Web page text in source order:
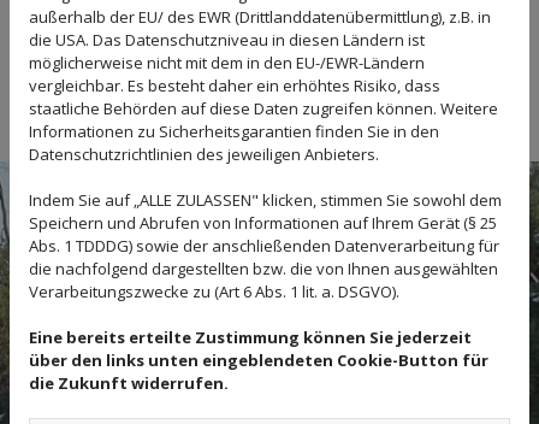
bestmöglich entspricht. Alle Leistungen erhalten Sie
aus einer Hand – wir planen, liefern und bauen. Werten
auch Sie Ihre Immobilie mit einem schönen und
funktionellen Wintergarten auf.
außerhalb der EU/ des EWR (Drittlanddatenübermittlung), z.B. in
die USA. Das Datenschutzniveau in diesen Ländern ist
möglicherweise nicht mit dem in den EU-/EWR-Ländern
vergleichbar. Es besteht daher ein erhöhtes Risiko, dass
staatliche Behörden auf diese Daten zugreifen können. Weitere
Informationen zu Sicherheitsgarantien finden Sie in den
Datenschutzrichtlinien des jeweiligen Anbieters.
Indem Sie auf „ALLE ZULASSEN" klicken, stimmen Sie sowohl dem
Speichern und Abrufen von Informationen auf Ihrem Gerät (§ 25
Abs. 1 TDDDG) sowie der anschließenden Datenverarbeitung für
die nachfolgend dargestellten bzw. die von Ihnen ausgewählten
Verarbeitungszwecke zu (Art 6 Abs. 1 lit. a. DSGVO).
Eine bereits erteilte Zustimmung können Sie jederzeit
über den links unten eingeblendeten Cookie-Button für
die Zukunft widerrufen.